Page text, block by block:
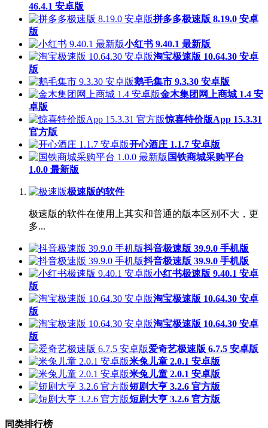
46.4.1 安卓版
拼多多极速版 8.19.0 安卓
版
小红书 9.40.1 最新版
淘宝极速版 10.64.30 安卓
版
鹅毛集市 9.3.30 安卓版
金木集团网上商城 1.4 安
卓版
惊喜特价版App 15.3.31
官方版
开心酒庄 1.1.7 安卓版
国铁商城采购平台
1.0.0 最新版
极速版的软件
极速版的软件在使用上其实和普通的版本区别不大，更
多...
抖音极速版 39.9.0 手机版
抖音极速版 39.9.0 手机版
小红书极速版 9.40.1 安卓
版
淘宝极速版 10.64.30 安卓
版
淘宝极速版 10.64.30 安卓
版
爱奇艺极速版 6.7.5 安卓版
米兔儿童 2.0.1 安卓版
米兔儿童 2.0.1 安卓版
短剧大亨 3.2.6 官方版
短剧大亨 3.2.6 官方版
同类排行榜